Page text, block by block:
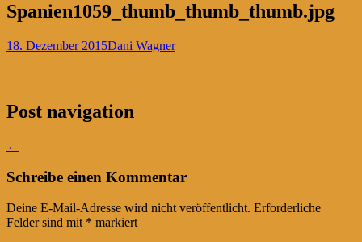
Spanien1059_thumb_thumb_thumb.jpg
18. Dezember 2015Dani Wagner
Post navigation
←
Schreibe einen Kommentar
Deine E-Mail-Adresse wird nicht veröffentlicht. Erforderliche
Felder sind mit * markiert